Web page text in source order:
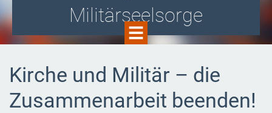
Militärseelsorge
Gegen die Zusammenarbeit von Kirche
und Militär! Für eine kirchlich
organisierte Soldatenseelsorge i.S.v.
Kirche und Militär – die
Zusammenarbeit beenden!